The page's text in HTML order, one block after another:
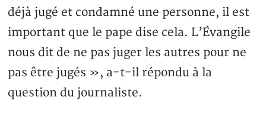
déjà jugé et condamné une personne, il est
important que le pape dise cela. L’Évangile
nous dit de ne pas juger les autres pour ne
pas être jugés », a-t-il répondu à la
question du journaliste.